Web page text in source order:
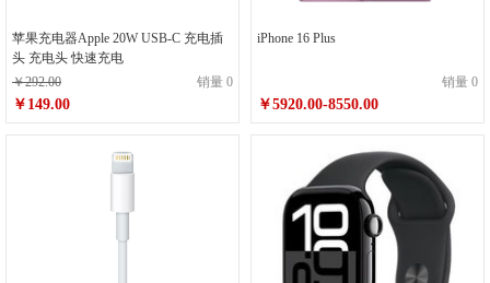
苹果充电器Apple 20W USB-C 充电插
头 充电头 快速充电
￥292.00
销量 0
￥149.00
iPhone 16 Plus
销量 0
￥5920.00-8550.00